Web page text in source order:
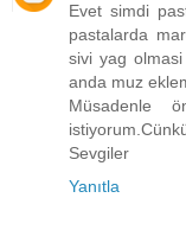
Evet simdi
pastalarda
sivi yag
anda muz
Müsadenle
Sevgiler
Yanıtla